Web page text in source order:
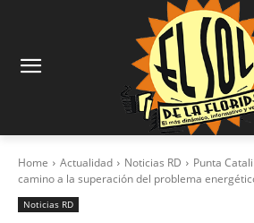
Home Actualidad Noticias RD
Punta
camino a la superación del problema
Noticias RD